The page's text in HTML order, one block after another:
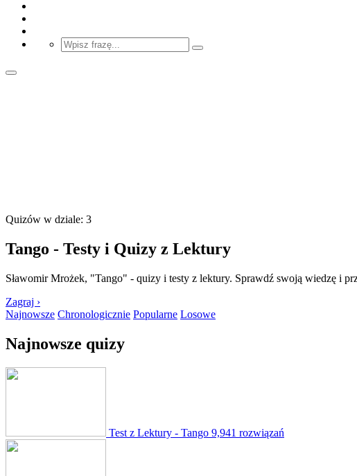
Quizów w dziale: 3
Tango - Testy i Quizy z Lektury
Sławomir Mrożek, "Tango" - quizy i testy z lektury. Sprawdź swoją wiedzę i
Zagraj ›
Najnowsze Chronologicznie Popularne Losowe
Najnowsze quizy
Test z Lektury - Tango 9,941 rozwiązań